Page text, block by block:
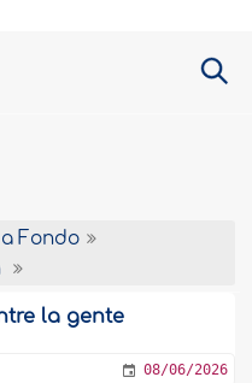
Fondo
la gente
08/06/2026